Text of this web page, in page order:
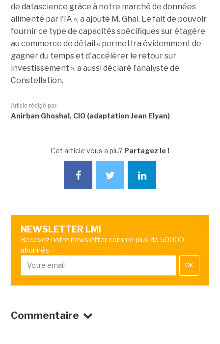
de datascience grâce à notre marché de données
alimenté par l'IA », a ajouté M. Ghai. Le fait de pouvoir
fournir ce type de capacités spécifiques sur étagère
au commerce de détail « permettra évidemment de
gagner du temps et d'accélérer le retour sur
investissement », a aussi déclaré l’analyste de
Constellation.
Article rédigé par
Anirban Ghoshal, CIO (adaptation Jean Elyan)
Cet article vous a plu? Partagez le !
NEWSLETTER LMI
Recevez notre newsletter comme plus de 50000
abonnés
OK
Commentaire